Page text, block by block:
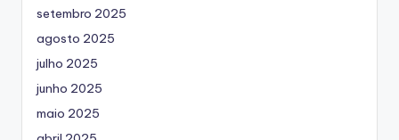
setembro 2025
agosto 2025
julho 2025
junho 2025
maio 2025